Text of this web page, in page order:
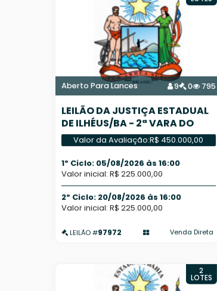
Aberto Para Lances 9 0 795
LEILÃO DA JUSTIÇA ESTADUAL
DE ILHÉUS/BA - 2ª VARA DO
SISTEMA DOS JUIZADOS
Valor da Avaliação:R$ 450.000,00
1º Ciclo: 05/08/2026 às 16:00
Valor inicial: R$ 225.000,00
2º Ciclo: 20/08/2026 às 16:00
Valor inicial: R$ 225.000,00
LEILÃO #97972 Venda Direta
2
LOTES